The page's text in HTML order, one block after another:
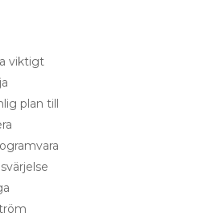
viktigt
plan till